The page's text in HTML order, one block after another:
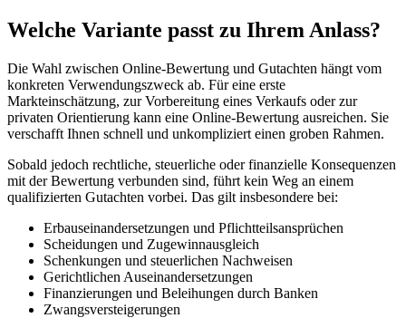
Welche Variante passt zu Ihrem Anlass?
Die Wahl zwischen Online-Bewertung und Gutachten hängt vom
konkreten Verwendungszweck ab. Für eine erste
Markteinschätzung, zur Vorbereitung eines Verkaufs oder zur
privaten Orientierung kann eine Online-Bewertung ausreichen. Sie
verschafft Ihnen schnell und unkompliziert einen groben Rahmen.
Sobald jedoch rechtliche, steuerliche oder finanzielle Konsequenzen
mit der Bewertung verbunden sind, führt kein Weg an einem
qualifizierten Gutachten vorbei. Das gilt insbesondere bei:
Erbauseinandersetzungen und Pflichtteilsansprüchen
Scheidungen und Zugewinnausgleich
Schenkungen und steuerlichen Nachweisen
Gerichtlichen Auseinandersetzungen
Finanzierungen und Beleihungen durch Banken
Zwangsversteigerungen